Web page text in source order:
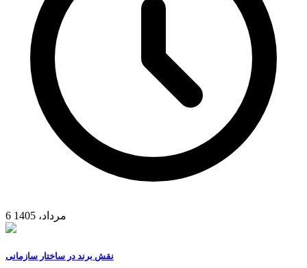
6 مرداد، 1405
نقش برند در ساختار سازمانی